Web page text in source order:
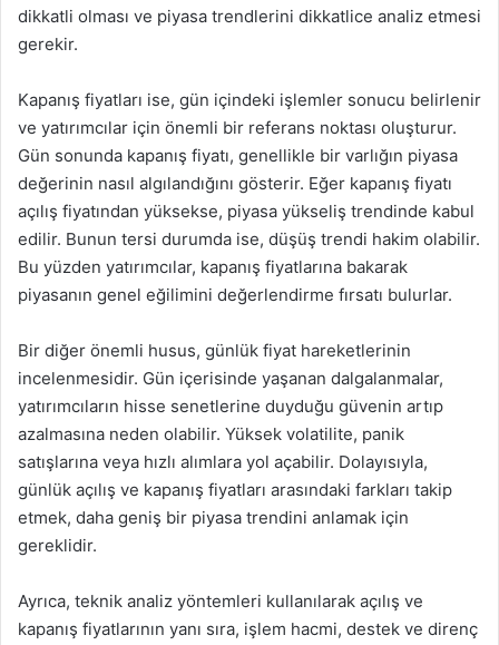
dikkatli olması ve piyasa trendlerini dikkatlice analiz etmesi
gerekir.
Kapanış fiyatları ise, gün içindeki işlemler sonucu belirlenir
ve yatırımcılar için önemli bir referans noktası oluşturur.
Gün sonunda kapanış fiyatı, genellikle bir varlığın piyasa
değerinin nasıl algılandığını gösterir. Eğer kapanış fiyatı
açılış fiyatından yüksekse, piyasa yükseliş trendinde kabul
edilir. Bunun tersi durumda ise, düşüş trendi hakim olabilir.
Bu yüzden yatırımcılar, kapanış fiyatlarına bakarak
piyasanın genel eğilimini değerlendirme fırsatı bulurlar.
Bir diğer önemli husus, günlük fiyat hareketlerinin
incelenmesidir. Gün içerisinde yaşanan dalgalanmalar,
yatırımcıların hisse senetlerine duyduğu güvenin artıp
azalmasına neden olabilir. Yüksek volatilite, panik
satışlarına veya hızlı alımlara yol açabilir. Dolayısıyla,
günlük açılış ve kapanış fiyatları arasındaki farkları takip
etmek, daha geniş bir piyasa trendini anlamak için
gereklidir.
Ayrıca, teknik analiz yöntemleri kullanılarak açılış ve
kapanış fiyatlarının yanı sıra, işlem hacmi, destek ve direnç